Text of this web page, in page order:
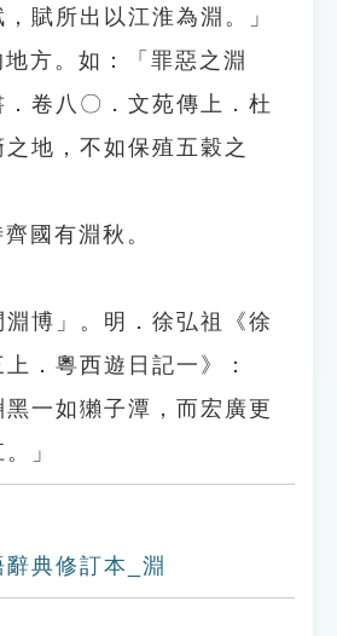
賦所出以江淮為淵。」
方。如：「罪惡之淵
卷八〇．文苑傳上．杜
地，不如保殖五穀之
國有淵秋。
博」。明．徐弘祖《徐
．粵西遊日記一》：
黑一如獺子潭，而宏廣更
」
典修訂本_淵